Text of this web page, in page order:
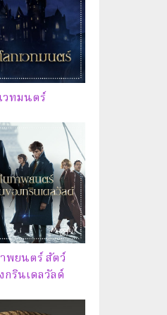
วทมนตร์
พยนตร์ สัตว์
กรินเดลวัลด์